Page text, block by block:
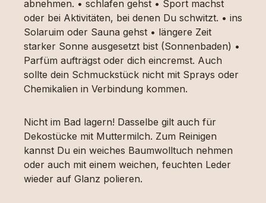
abnehmen. • schlafen gehst • Sport machst
oder bei Aktivitäten, bei denen Du schwitzt. • ins
Solaruim oder Sauna gehst • längere Zeit
starker Sonne ausgesetzt bist (Sonnenbaden) •
Parfüm aufträgst oder dich eincremst. Auch
sollte dein Schmuckstück nicht mit Sprays oder
Chemikalien in Verbindung kommen.
Nicht im Bad lagern! Dasselbe gilt auch für
Dekostücke mit Muttermilch. Zum Reinigen
kannst Du ein weiches Baumwolltuch nehmen
oder auch mit einem weichen, feuchten Leder
wieder auf Glanz polieren.